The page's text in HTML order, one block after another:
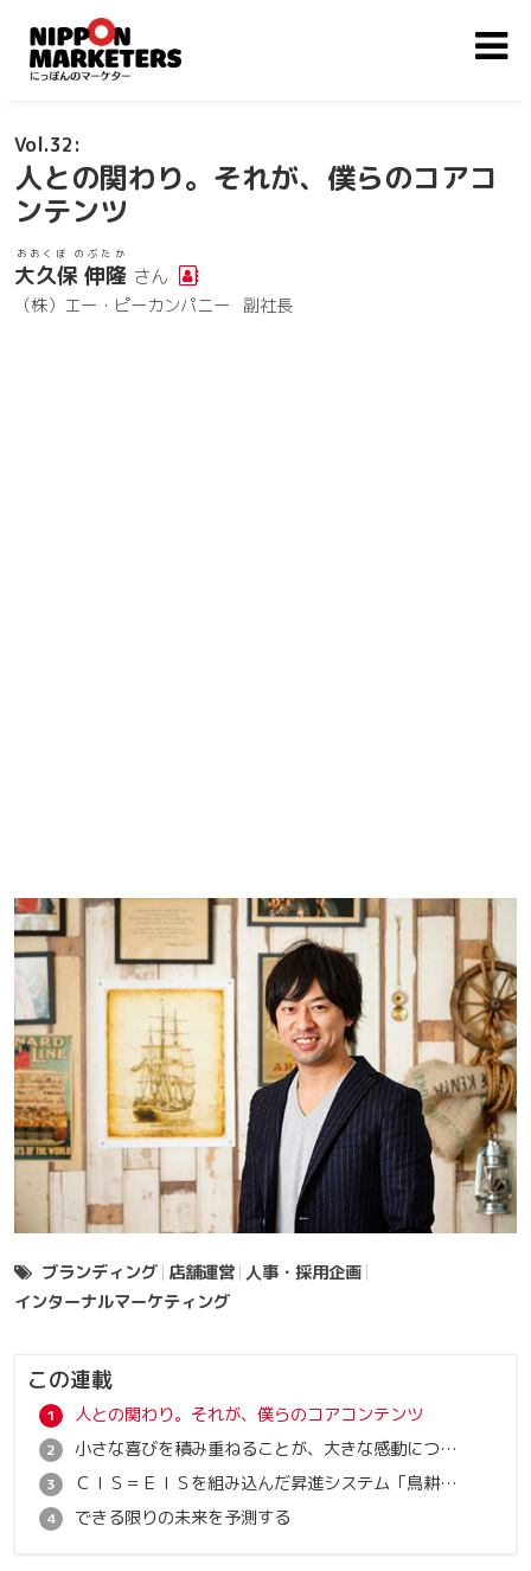
32
人との関わり。それが、僕らのコアコ
ンテンツ
大久保 伸隆
おおくぼ のぶたか
さん
（株）エー・ピーカンパニー 副社長
ブランディング 店舗運営 人事・採用企画
インターナルマーケティング
この連載
人との関わり。それが、僕らのコアコンテンツ
小さな喜びを積み重ねることが、大きな感動につながる
ＣＩＳ＝ＥＩＳを組み込んだ昇進システム「鳥耕作」
できる限りの未来を予測する